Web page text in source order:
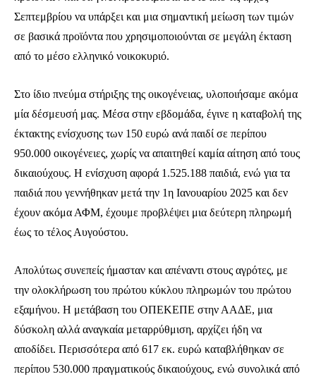
Σεπτεμβρίου να υπάρξει και μια σημαντική μείωση των τιμών
σε βασικά προϊόντα που χρησιμοποιούνται σε μεγάλη έκταση
από το μέσο ελληνικό νοικοκυριό.
Στο ίδιο πνεύμα στήριξης της οικογένειας, υλοποιήσαμε ακόμα
μία δέσμευσή μας. Μέσα στην εβδομάδα, έγινε η καταβολή της
έκτακτης ενίσχυσης των 150 ευρώ ανά παιδί σε περίπου
950.000 οικογένειες, χωρίς να απαιτηθεί καμία αίτηση από τους
δικαιούχους. Η ενίσχυση αφορά 1.525.188 παιδιά, ενώ για τα
παιδιά που γεννήθηκαν μετά την 1η Ιανουαρίου 2025 και δεν
έχουν ακόμα ΑΦΜ, έχουμε προβλέψει μια δεύτερη πληρωμή
έως το τέλος Αυγούστου.
Απολύτως συνεπείς ήμασταν και απέναντι στους αγρότες, με
την ολοκλήρωση του πρώτου κύκλου πληρωμών του πρώτου
εξαμήνου. Η μετάβαση του ΟΠΕΚΕΠΕ στην ΑΑΔΕ, μια
δύσκολη αλλά αναγκαία μεταρρύθμιση, αρχίζει ήδη να
αποδίδει. Περισσότερα από 617 εκ. ευρώ καταβλήθηκαν σε
περίπου 530.000 πραγματικούς δικαιούχους, ενώ συνολικά από